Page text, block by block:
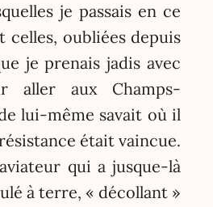
je passais en ce
celles, oubliées depuis
je prenais jadis avec
aller aux Champs-
lui-même savait où il
était vaincue.
qui a jusque-là
à terre, « décollant »